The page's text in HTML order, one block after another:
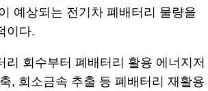
예상되는 전기차 폐배터리 물량을
이다.
리 회수부터 폐배터리 활용 에너지저
, 희소금속 추출 등 폐배터리 재활용